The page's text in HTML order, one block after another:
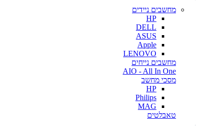
מחשבים ניידים
HP
DELL
ASUS
Apple
LENOVO
מחשבים נייחים
AIO - All In One
מסכי מחשב
HP
Philips
MAG
טאבלטים